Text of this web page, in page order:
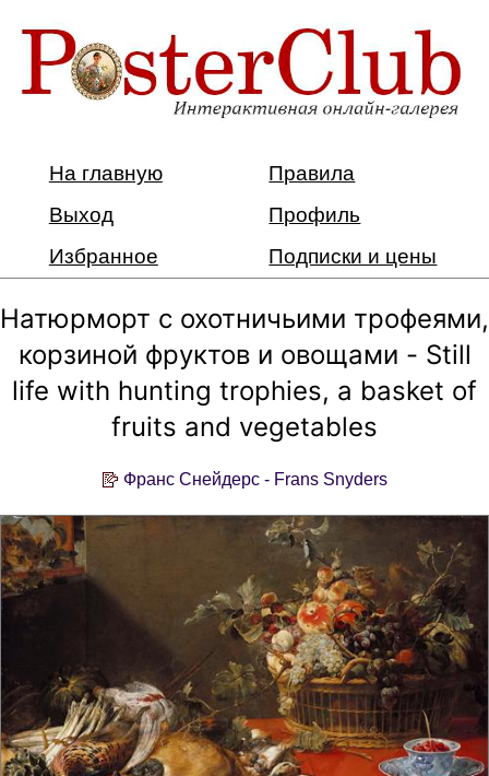
На главную
Правила
Выход
Профиль
Избранное
Подписки и цены
Натюрморт с охотничьими трофеями,
корзиной фруктов и овощами - Still
life with hunting trophies, a basket of
fruits and vegetables
Франс Снейдерс - Frans Snyders